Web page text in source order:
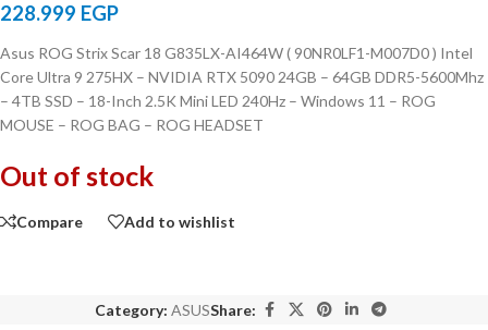
228.999 EGP
Asus ROG Strix Scar 18 G835LX-AI464W ( 90NR0LF1-M007D0 ) Intel
Core Ultra 9 275HX – NVIDIA RTX 5090 24GB – 64GB DDR5-5600Mhz
– 4TB SSD – 18-Inch 2.5K Mini LED 240Hz – Windows 11 – ROG
MOUSE – ROG BAG – ROG HEADSET
Out of stock
Compare Add to wishlist
Category: ASUSShare: